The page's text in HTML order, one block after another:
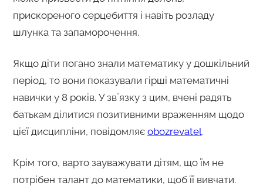
прискореного серцебиття і навіть розладу
шлунка та запаморочення.
Якщо діти погано знали математику у дошкільний
період, то вони показували гірші математичні
навички у 8 років. У звʼязку з цим, вчені радять
батькам ділитися позитивними враженням щодо
цієї дисципліни, повідомляє obozrevatel.
Крім того, варто зауважувати дітям, що їм не
потрібен талант до математики, щоб її вивчати.